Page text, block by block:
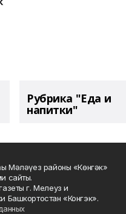
Рубрика "Еда и
напитки"
Мәләүез районы «Көнгәк»
сайты.
г. Мелеуз и
Башкортостан «Конгэк».